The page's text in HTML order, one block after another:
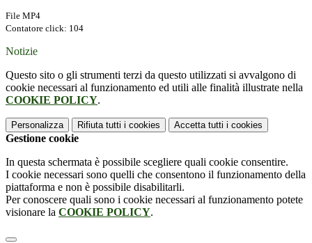
File MP4
Contatore click: 104
Notizie
Questo sito o gli strumenti terzi da questo utilizzati si avvalgono di
cookie necessari al funzionamento ed utili alle finalità illustrate nella
COOKIE POLICY.
Personalizza Rifiuta tutti i cookies Accetta tutti i cookies
Gestione cookie
In questa schermata è possibile scegliere quali cookie consentire.
I cookie necessari sono quelli che consentono il funzionamento della
piattaforma e non è possibile disabilitarli.
Per conoscere quali sono i cookie necessari al funzionamento potete
visionare la COOKIE POLICY.